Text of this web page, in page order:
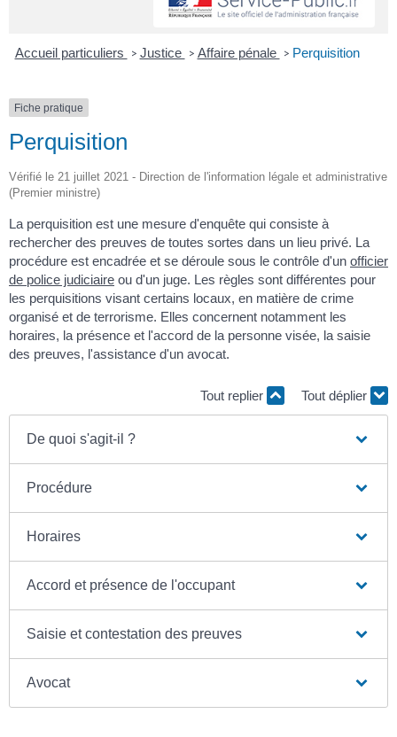
Accueil particuliers > Justice > Affaire pénale > Perquisition
Fiche pratique
Perquisition
Vérifié le 21 juillet 2021 - Direction de l'information légale et administrative
(Premier ministre)
La perquisition est une mesure d'enquête qui consiste à
rechercher des preuves de toutes sortes dans un lieu privé. La
procédure est encadrée et se déroule sous le contrôle d'un officier
de police judiciaire ou d'un juge. Les règles sont différentes pour
les perquisitions visant certains locaux, en matière de crime
organisé et de terrorisme. Elles concernent notamment les
horaires, la présence et l'accord de la personne visée, la saisie
des preuves, l'assistance d'un avocat.
Tout replier Tout déplier
De quoi s'agit-il ?
Procédure
Horaires
Accord et présence de l'occupant
Saisie et contestation des preuves
Avocat